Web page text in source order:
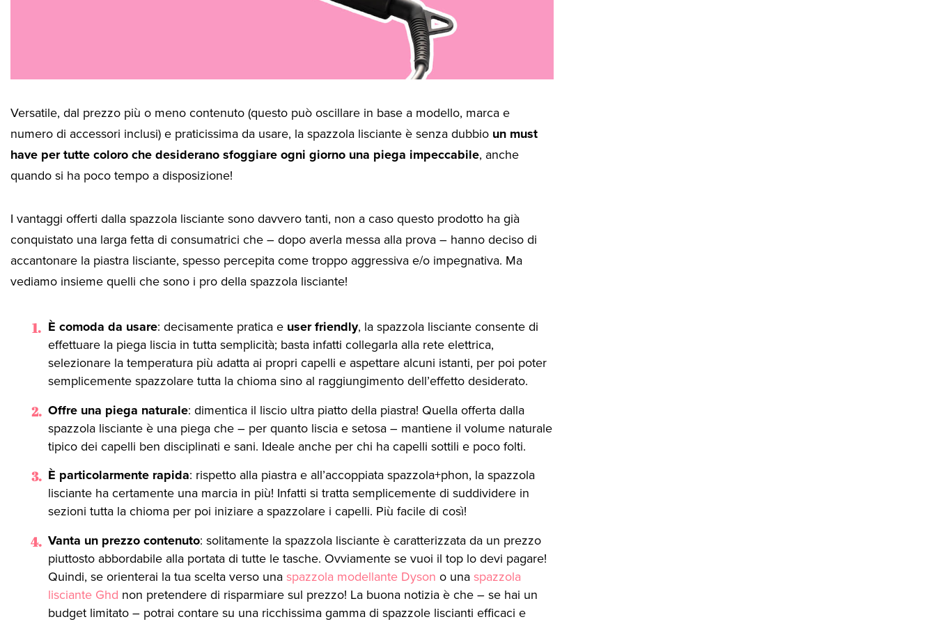
Versatile, dal prezzo più o meno contenuto (questo può oscillare in base a modello, marca e
numero di accessori inclusi) e praticissima da usare, la spazzola lisciante è senza dubbio un must
have per tutte coloro che desiderano sfoggiare ogni giorno una piega impeccabile, anche
quando si ha poco tempo a disposizione!
I vantaggi offerti dalla spazzola lisciante sono davvero tanti, non a caso questo prodotto ha già
conquistato una larga fetta di consumatrici che – dopo averla messa alla prova – hanno deciso di
accantonare la piastra lisciante, spesso percepita come troppo aggressiva e/o impegnativa. Ma
vediamo insieme quelli che sono i pro della spazzola lisciante!
È comoda da usare: decisamente pratica e user friendly, la spazzola lisciante consente di
effettuare la piega liscia in tutta semplicità; basta infatti collegarla alla rete elettrica,
selezionare la temperatura più adatta ai propri capelli e aspettare alcuni istanti, per poi poter
semplicemente spazzolare tutta la chioma sino al raggiungimento dell’effetto desiderato.
Offre una piega naturale: dimentica il liscio ultra piatto della piastra! Quella offerta dalla
spazzola lisciante è una piega che – per quanto liscia e setosa – mantiene il volume naturale
tipico dei capelli ben disciplinati e sani. Ideale anche per chi ha capelli sottili e poco folti.
È particolarmente rapida: rispetto alla piastra e all’accoppiata spazzola+phon, la spazzola
lisciante ha certamente una marcia in più! Infatti si tratta semplicemente di suddividere in
sezioni tutta la chioma per poi iniziare a spazzolare i capelli. Più facile di così!
Vanta un prezzo contenuto: solitamente la spazzola lisciante è caratterizzata da un prezzo
piuttosto abbordabile alla portata di tutte le tasche. Ovviamente se vuoi il top lo devi pagare!
Quindi, se orienterai la tua scelta verso unaspazzola modellante Dyson o unaspazzola
lisciante Ghd non pretendere di risparmiare sul prezzo! La buona notizia è che – se hai un
budget limitato – potrai contare su una ricchissima gamma di spazzole liscianti efficaci e